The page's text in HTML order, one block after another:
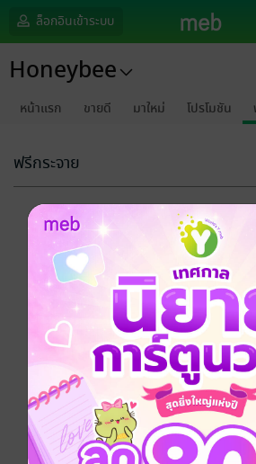
ล็อกอินเข้าระบบ
Honeybee
หน้าแรก ขายดี มาใหม่ โปรโมชัน
ฟรีกระจาย
ขออภัยด้วยน
ไม่พบข้อมูลในหัวข้อที่คุณกำ